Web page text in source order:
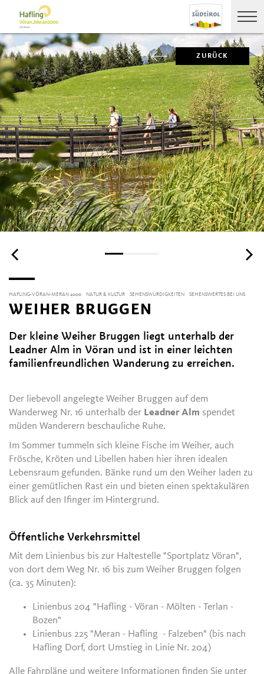
ZURÜCK
HAFLING-VÖRAN-MERAN 2000 NATUR & KULTUR SEHENSWÜRDIGKEITEN SEHENSWERTES BEI UNS
WEIHER BRUGGEN
Der kleine Weiher Bruggen liegt unterhalb der
Leadner Alm in Vöran und ist in einer leichten
familienfreundlichen Wanderung zu erreichen.
Der liebevoll angelegte Weiher Bruggen auf dem
Wanderweg Nr. 16 unterhalb der Leadner Alm spendet
müden Wanderern beschauliche Ruhe.
Im Sommer tummeln sich kleine Fische im Weiher, auch
Frösche, Kröten und Libellen haben hier ihren idealen
Lebensraum gefunden. Bänke rund um den Weiher laden zu
einer gemütlichen Rast ein und bieten einen spektakulären
Blick auf den Ifinger im Hintergrund.
Öffentliche Verkehrsmittel
Mit dem Linienbus bis zur Haltestelle "Sportplatz Vöran",
von dort dem Weg Nr. 16 bis zum Weiher Bruggen folgen
(ca. 35 Minuten):
Linienbus 204 "Hafling - Vöran - Mölten - Terlan -
Bozen"
Linienbus 225 "Meran - Hafling - Falzeben" (bis nach
Hafling Dorf, dort Umstieg in Linie Nr. 204)
Alle Fahrpläne und weitere Informationen finden Sie unter